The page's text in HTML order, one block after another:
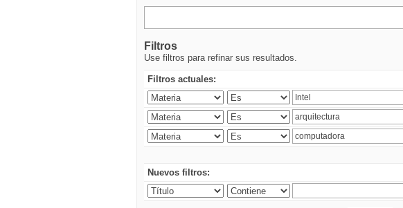
Filtros
Use filtros para refinar sus resultados.
Filtros actuales:
Nuevos filtros: